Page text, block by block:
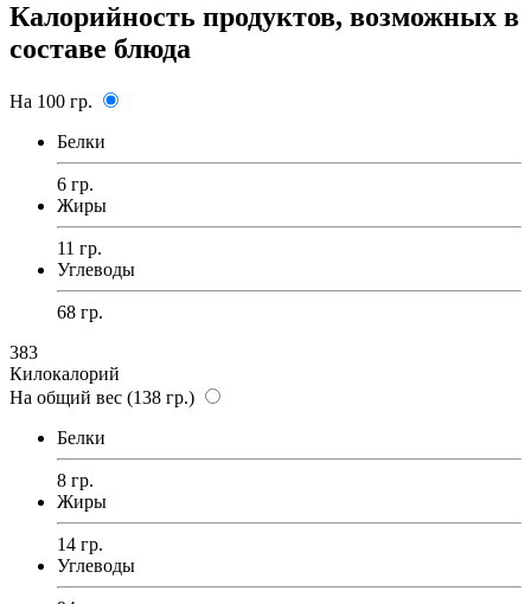
Калорийность продуктов, возможных в
составе блюда
На 100 гр.
Белки
6 гр.
Жиры
11 гр.
Углеводы
68 гр.
383
Килокалорий
На общий вес (138 гр.)
Белки
8 гр.
Жиры
14 гр.
Углеводы